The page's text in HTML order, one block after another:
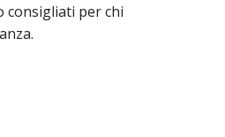
consigliati per chi